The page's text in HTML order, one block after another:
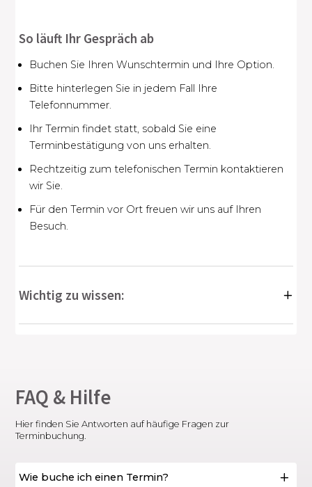
So läuft Ihr Gespräch ab
Buchen Sie Ihren Wunschtermin und Ihre Option.
Bitte hinterlegen Sie in jedem Fall Ihre
Telefonnummer.
Ihr Termin findet statt, sobald Sie eine
Terminbestätigung von uns erhalten.
Rechtzeitig zum telefonischen Termin kontaktieren
wir Sie.
Für den Termin vor Ort freuen wir uns auf Ihren
Besuch.
Wichtig zu wissen:
FAQ & Hilfe
Hier finden Sie Antworten auf häufige Fragen zur
Terminbuchung.
Wie buche ich einen Termin?